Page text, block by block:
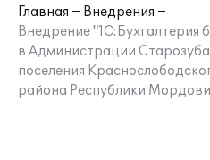
Главная
Внедрения
Внедрение
в Администрации
поселения
района Республики